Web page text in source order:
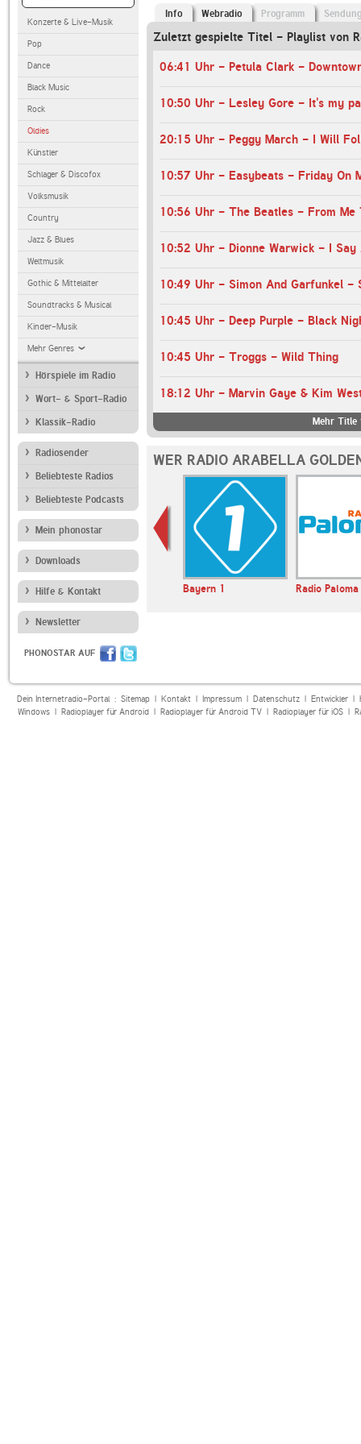
Konzerte & Live-Musik
Pop
Dance
Black Music
Rock
Oldies
Künstler
Schlager & Discofox
Volksmusik
Country
Jazz & Blues
Weltmusik
Gothic & Mittelalter
Soundtracks & Musical
Kinder-Musik
Mehr Genres
Hörspiele im Radio
Wort- & Sport-Radio
Klassik-Radio
Radiosender
Beliebteste Radios
Beliebteste Podcasts
Mein phonostar
Downloads
Hilfe & Kontakt
Newsletter
PHONOSTAR AUF
Info Webradio Programm
Zuletzt gespielte Titel - Playlist von
06:41 Uhr - Petula Clark -
10:50 Uhr - Lesley Gore - It's my
20:15 Uhr - Peggy March - I Will
10:57 Uhr - Easybeats - Friday On
10:56 Uhr - The Beatles - From Me
10:52 Uhr - Dionne Warwick - I
10:49 Uhr - Simon And Garfunkel -
10:45 Uhr - Deep Purple - Black
10:45 Uhr - Troggs - Wild Thing
18:12 Uhr - Marvin Gaye & Kim
Mehr Title
WER RADIO ARABELLA
BR24 Bayern 1 Radio Paloma
Dein Internetradio-Portal : Sitemap| Kontakt| Impressum| Datenschutz| Entwickler|
Windows| Radioplayer für Android| Radioplayer für Android TV| Radioplayer für iOS|